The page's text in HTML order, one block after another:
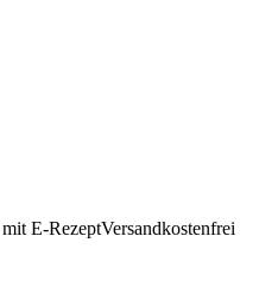
E-RezeptVersandkostenfrei